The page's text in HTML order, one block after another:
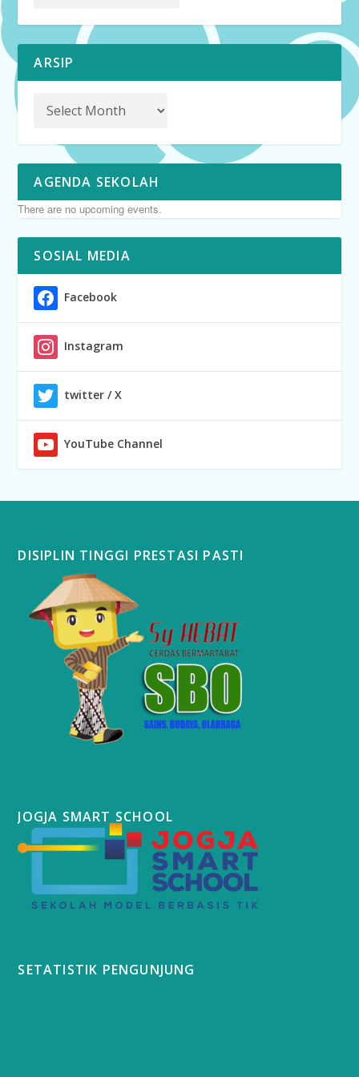
ARSIP
AGENDA SEKOLAH
There are no upcoming events.
SOSIAL MEDIA
Facebook
Instagram
twitter / X
YouTube Channel
DISIPLIN TINGGI PRESTASI PASTI
JOGJA SMART SCHOOL
SETATISTIK PENGUNJUNG